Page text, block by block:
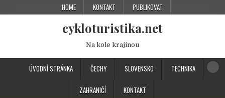
HOME KONTAKT PUBLIKOVAT
cykloturistika.net
Na kole krajinou
ÚVODNÍ STRÁNKA ČECHY SLOVENSKO TECHNIKA
ZAHRANIČÍ KONTAKT